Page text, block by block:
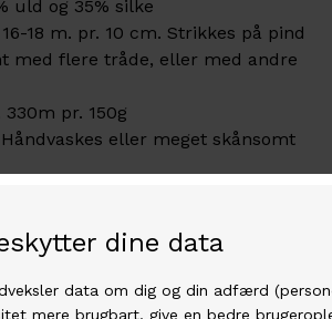
uld og 35% silke
16-18 m. pr. 10 cm. Strikkes på pind
med flere tråde, eller med andre
330m pr. 150g
eller meget skånsomt
en naturlig blanding af rå
Zealand.